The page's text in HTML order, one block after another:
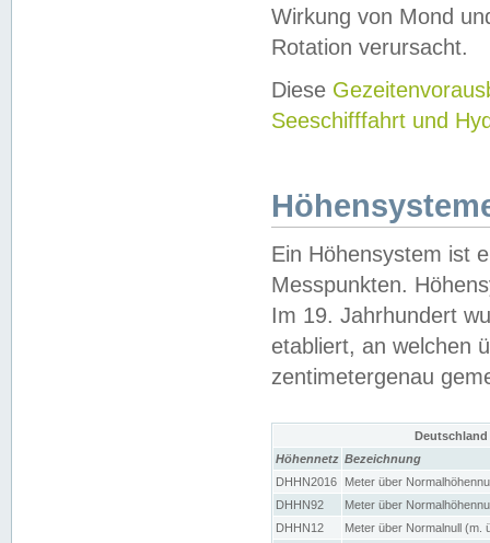
Wirkung von Mond
Rotation verursacht.
Diese
Seeschifffahrt und
Ein Höhensystem ist
Messpunkten.
Im 19. Jahrhundert
etabliert, an welchen
zentimetergenau
Höhennetz Bezeichnung
DHHN2016
Meter über
DHHN92
Meter über
DHHN12
Meter über Normalnull (m.